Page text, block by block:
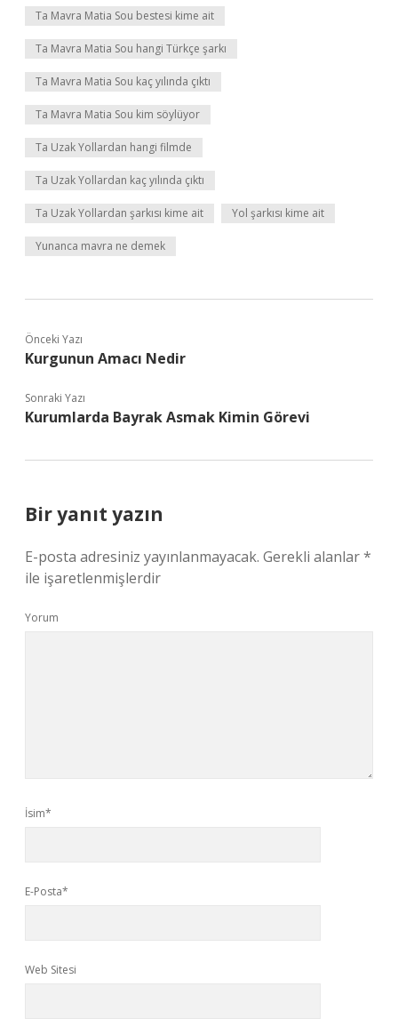
Ta Mavra Matia Sou bestesi kime ait
Ta Mavra Matia Sou hangi Türkçe şarkı
Ta Mavra Matia Sou kaç yılında çıktı
Ta Mavra Matia Sou kim söylüyor
Ta Uzak Yollardan hangi filmde
Ta Uzak Yollardan kaç yılında çıktı
Ta Uzak Yollardan şarkısı kime ait Yol şarkısı kime ait
Yunanca mavra ne demek
Önceki Yazı
Kurgunun Amacı Nedir
Sonraki Yazı
Kurumlarda Bayrak Asmak Kimin Görevi
Bir yanıt yazın
E-posta adresiniz yayınlanmayacak. Gerekli alanlar*
ile işaretlenmişlerdir
Yorum
İsim*
E-Posta*
Web Sitesi